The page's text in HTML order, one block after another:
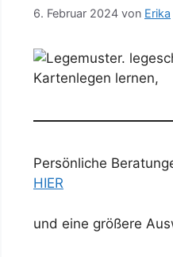
6. Februar 2024 von Erika
Persönliche
HIER
und eine größere